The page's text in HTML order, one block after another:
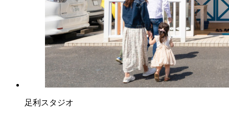
足利スタジオ